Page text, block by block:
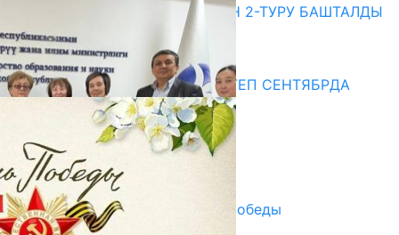
ЖОЖДОРГО КАБЫЛ АЛУУНУН 2-ТУРУ БАШТАЛДЫ
20.07.2026
Медиа
СУЗАКТА 750 ОРУНДУУ МЕКТЕП СЕНТЯБРДА
ПАЙДАЛАНУУГА БЕРИЛЕТ
07.08.2025
Улуу Жеңиштин жандуу сөзү
29.04.2025
Награды в преддверии Дня Победы
29.04.2025